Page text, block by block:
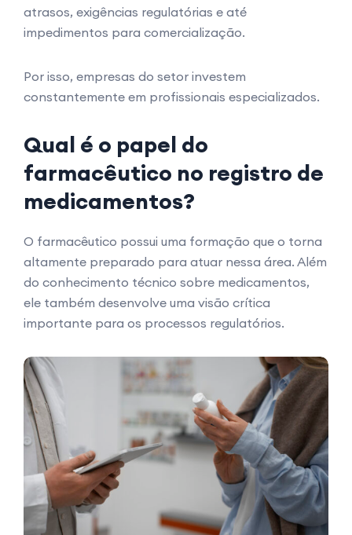
atrasos, exigências regulatórias e até
impedimentos para comercialização.
Por isso, empresas do setor investem
constantemente em profissionais especializados.
Qual é o papel do
farmacêutico no registro de
medicamentos?
O farmacêutico possui uma formação que o torna
altamente preparado para atuar nessa área. Além
do conhecimento técnico sobre medicamentos,
ele também desenvolve uma visão crítica
importante para os processos regulatórios.